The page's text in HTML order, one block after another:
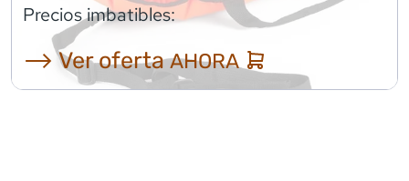
Precios imbatibles:
⟶ Ver ofertaAHORA